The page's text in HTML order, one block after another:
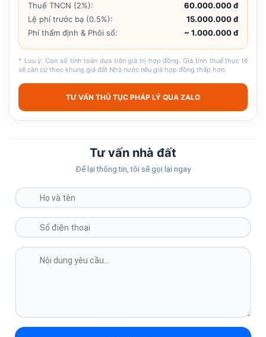
Thuế TNCN (2%):
60.000.000 đ
Lệ phí trước bạ (0.5%):
15.000.000 đ
Phí thẩm định & Phôi sổ:
~ 1.000.000 đ
* Lưu ý: Con số tính toán dựa trên giá trị hợp đồng. Giá tính thuế thực tế
sẽ căn cứ theo khung giá đất Nhà nước nếu giá hợp đồng thấp hơn.
TƯ VẤN THỦ TỤC PHÁP LÝ QUA ZALO
Tư vấn nhà đất
Để lại thông tin, tôi sẽ gọi lại ngay